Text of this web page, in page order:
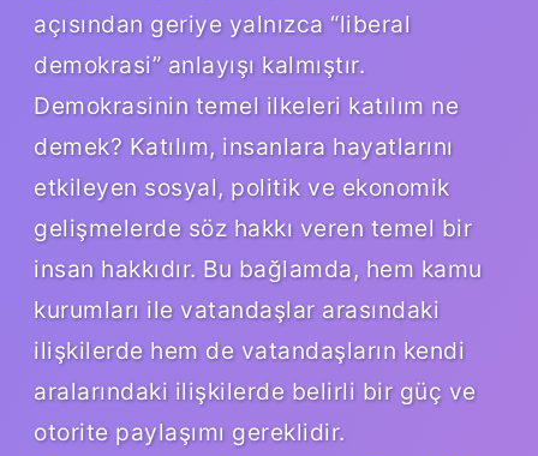
açısından geriye yalnızca “liberal
demokrasi” anlayışı kalmıştır.
Demokrasinin temel ilkeleri katılım ne
demek? Katılım, insanlara hayatlarını
etkileyen sosyal, politik ve ekonomik
gelişmelerde söz hakkı veren temel bir
insan hakkıdır. Bu bağlamda, hem kamu
kurumları ile vatandaşlar arasındaki
ilişkilerde hem de vatandaşların kendi
aralarındaki ilişkilerde belirli bir güç ve
otorite paylaşımı gereklidir.